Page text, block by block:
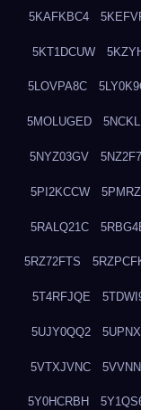
5KAFKBC4
5KT1DCUW
5LOVPA8C
5MOLUGED
5NYZ03GV
5PI2KCCW
5RALQ21C
5RZ72FTS
5T4RFJQE
5UJY0QQ2
5VTXJVNC
5Y0HCRBH